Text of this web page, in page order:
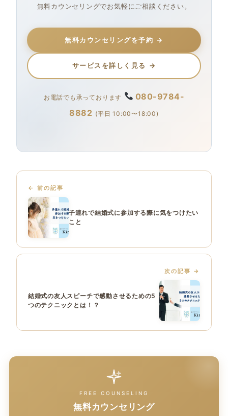
無料カウンセリングでお気軽にご相談ください。
無料カウンセリングを予約
サービスを詳しく見る
お電話でも承っております
080-9784-
8882 (平日 10:00〜18:00)
前の記事
子連れで結婚式に参加する際に気をつけたい
こと
次の記事
結婚式の友人スピーチで感動させるための5
つのテクニックとは！？
FREE COUNSELING
無料カウンセリング